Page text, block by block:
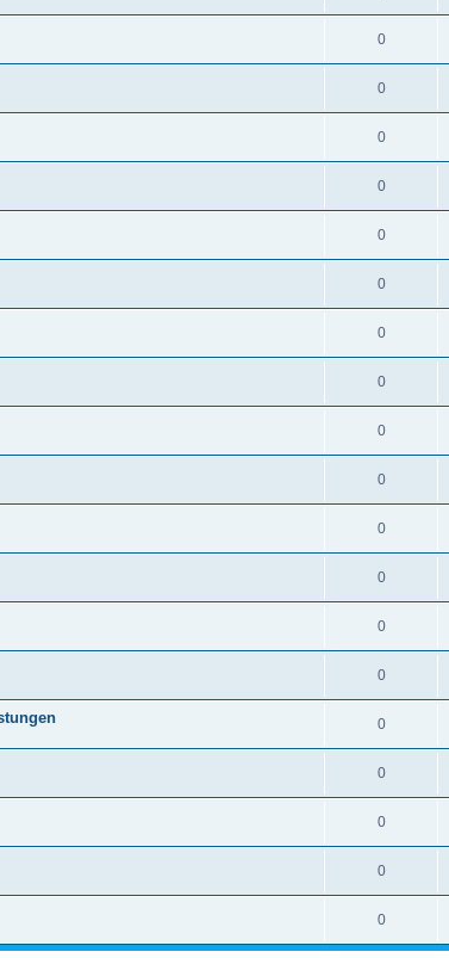
0
0
0
0
0
0
0
0
0
0
0
0
0
0
0
0
0
0
0